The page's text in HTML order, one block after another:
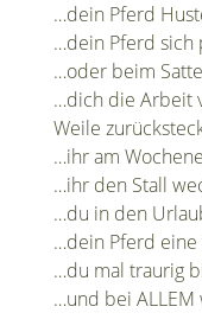
…dein Pferd
…dein Pferd sich
…oder beim
…dich die Arbeit
Weile
…ihr am
…ihr den Stall
…du in den
…dein Pferd eine
…du mal traurig
…und bei ALLEM